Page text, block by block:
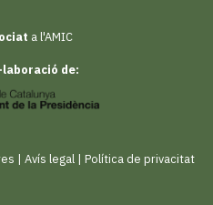
a l'AMIC
de:
| Avís legal| Política de privacitat